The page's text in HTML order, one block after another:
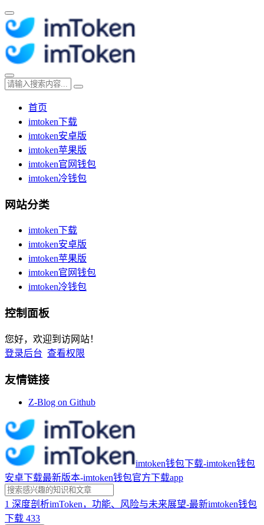
首页
imtoken下载
imtoken安卓版
imtoken苹果版
imtoken官网钱包
imtoken冷钱包
网站分类
imtoken下载
imtoken安卓版
imtoken苹果版
imtoken官网钱包
imtoken冷钱包
控制面板
您好，欢迎到访网站！
登录后台 查看权限
友情链接
Z-Blog on Github
imtoken钱包下载-imtoken钱包
安卓下载最新版本-imtoken钱包官方下载app
1 深度剖析imToken，功能、风险与未来展望-最新imtoken钱包
下载 433